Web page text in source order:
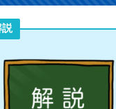
説